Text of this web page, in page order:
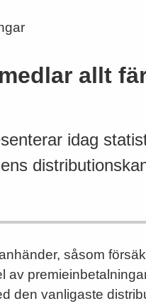
allt
idag
såsom
av
den vanligaste